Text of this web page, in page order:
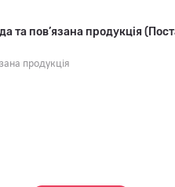
пов’язана продукція
продукція